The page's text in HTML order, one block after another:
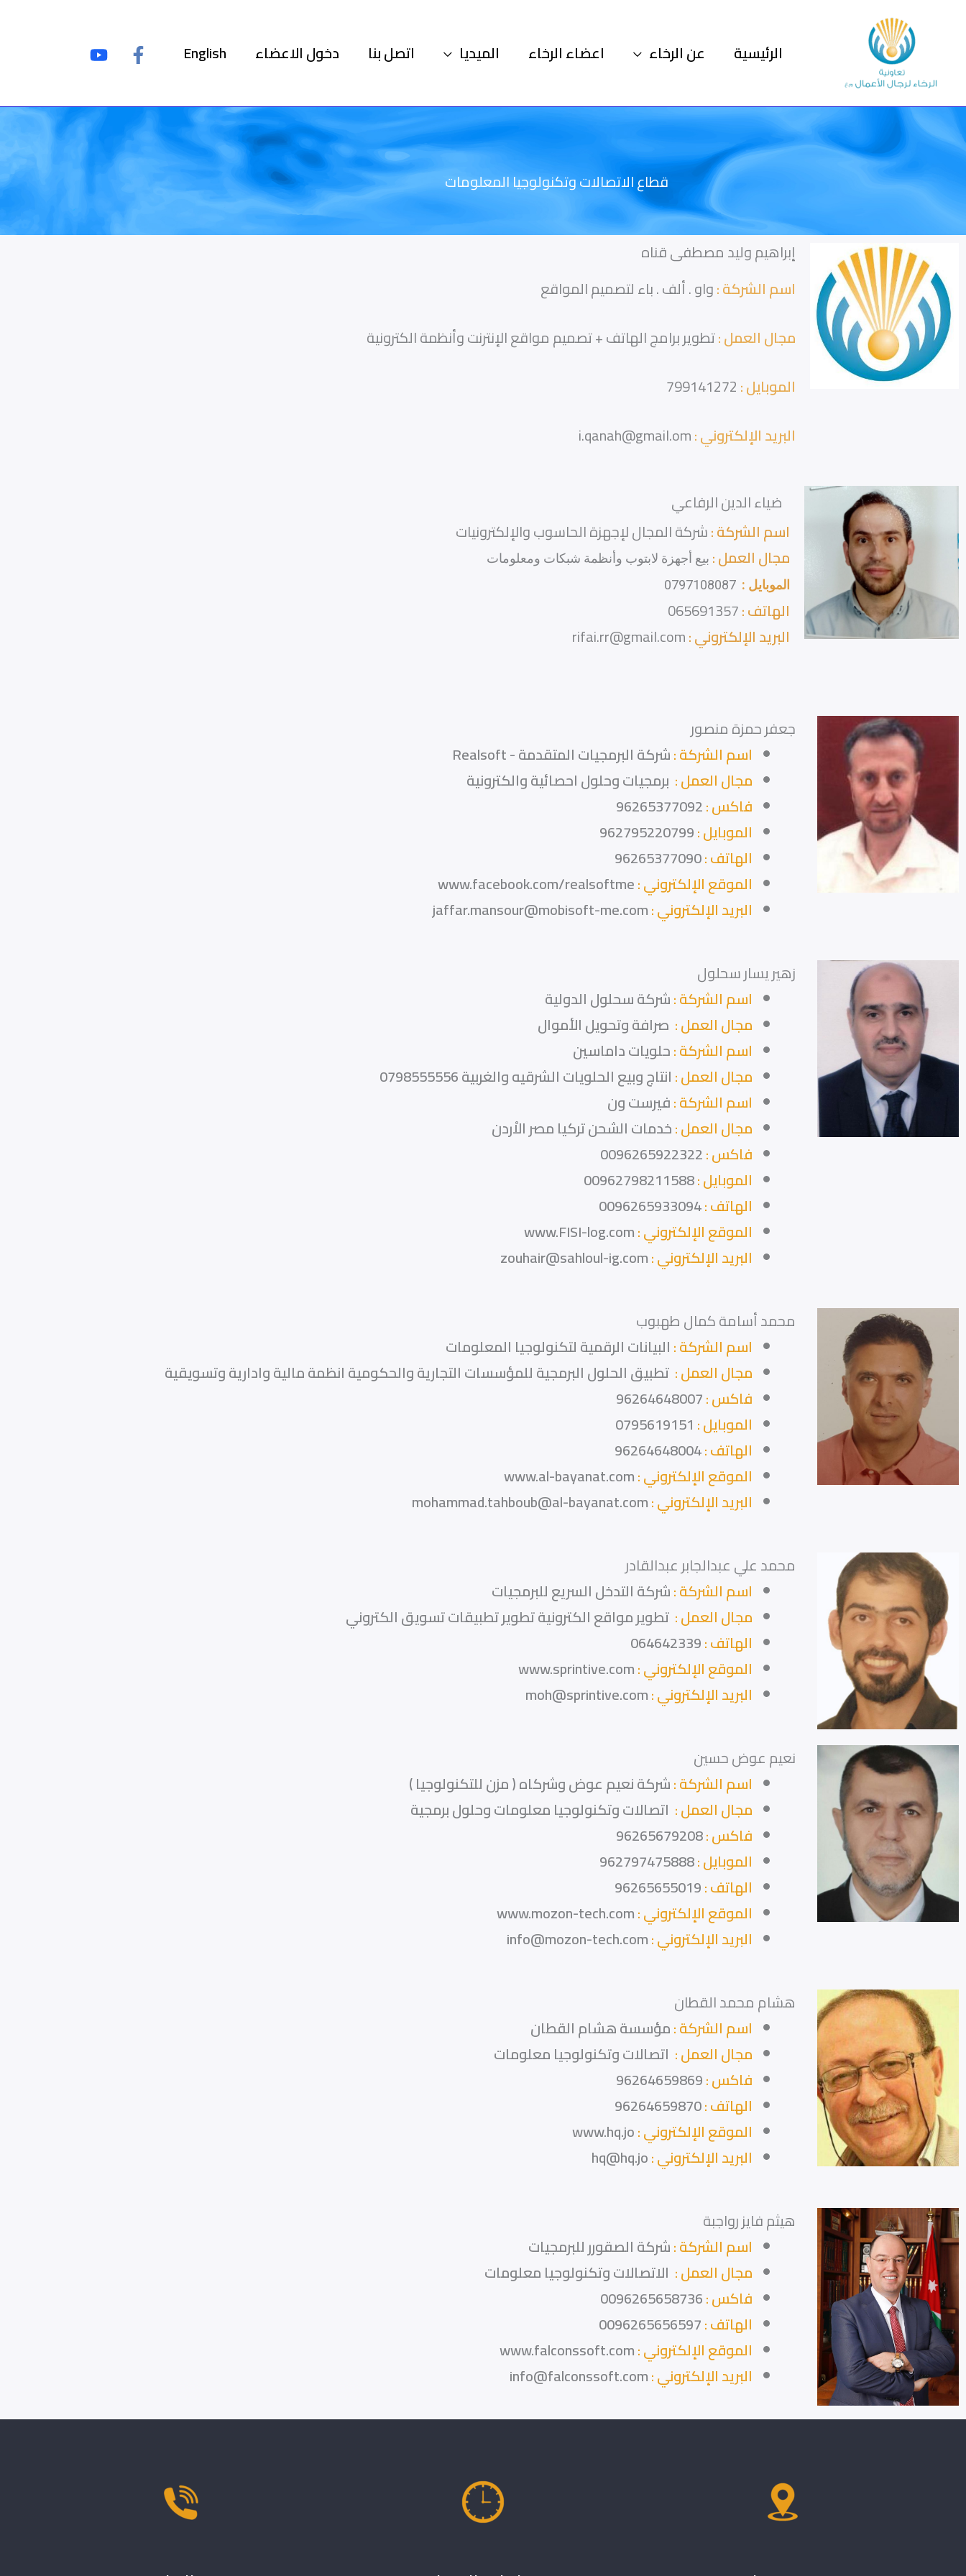
الرئيسية عن الرخاء اعضاء الرخاء الميديا اتصل بنا دخول الاعضاء English
قطاع الاتصالات وتكنولوجيا المعلومات
إبراهيم وليد مصطفى قناه
اسم الشركة :واو . ألف . باء لتصميم المواقع
مجال العمل :تطوير برامج الهاتف + تصميم مواقع الإنترنت وأنظمة الكترونية
الموبايل :799141272
البريد الإلكتروني :
ضياء الدين الرفاعي
اسم الشركة :شركة المجال لإجهزة الحاسوب والإلكترونيات
مجال العمل : بيع أجهزة لابتوب وأنظمة شبكات ومعلومات
الموبايل : 0797108087
الهاتف :065691357
البريد الإلكتروني :
جعفر حمزة منصور
اسم الشركة :شركة البرمجيات المتقدمة - Realsoft
مجال العمل : برمجيات وحلول احصائية والكترونية
فاكس :96265377092
الموبايل :962795220799
الهاتف :96265377090
الموقع الإلكتروني :www.facebook.com/realsoftme
البريد الإلكتروني :jaffar.mansour@mobisoft-me.com
زهير يسار سحلول
اسم الشركة :شركة سحلول الدولية
مجال العمل : صرافة وتحويل الأموال
اسم الشركة :حلويات داماسين
مجال العمل :انتاج وبيع الحلويات الشرقيه والغربية 0798555556
اسم الشركة :فيرست ون
مجال العمل :خدمات الشحن تركيا مصر الاْردن
فاكس :0096265922322
الموبايل :00962798211588
الهاتف :0096265933094
الموقع الإلكتروني :www.FISI-log.com
البريد الإلكتروني :zouhair@sahloul-ig.com
محمد أسامة كمال طهبوب
اسم الشركة :البيانات الرقمية لتكنولوجيا المعلومات
مجال العمل : تطبيق الحلول البرمجية للمؤسسات التجارية والحكومية انظمة مالية وادارية وتسويقية
فاكس :96264648007
الموبايل : 0795619151
الهاتف :96264648004
الموقع الإلكتروني :www.al-bayanat.com
البريد الإلكتروني :mohammad.tahboub@al-bayanat.com
محمد علي عبدالجابر عبدالقادر
اسم الشركة :شركة التدخل السريع للبرمجيات
مجال العمل : تطوير مواقع الكترونية تطوير تطبيقات تسويق الكتروني
الهاتف :064642339
الموقع الإلكتروني :www.sprintive.com
البريد الإلكتروني :moh@sprintive.com
نعيم عوض حسين
اسم الشركة :شركة نعيم عوض وشركاه ( مزن للتكنولوجيا )
مجال العمل : اتصالات وتكنولوجيا معلومات وحلول برمجية
فاكس :96265679208
الموبايل :962797475888
الهاتف :96265655019
الموقع الإلكتروني :www.mozon-tech.com
البريد الإلكتروني :info@mozon-tech.com
هشام محمد القطان
اسم الشركة :مؤسسة هشام القطان
مجال العمل : اتصالات وتكنولوجيا معلومات
فاكس :96264659869
الهاتف :96264659870
الموقع الإلكتروني :www.hq.jo
البريد الإلكتروني :hq@hq.jo
هيثم فايز رواجبة
اسم الشركة :شركة الصقورر للبرمجيات
مجال العمل : الاتصالات وتكنولوجيا معلومات
فاكس :0096265658736
الهاتف :0096265656597
الموقع الإلكتروني :www.falconssoft.com
البريد الإلكتروني :info@falconssoft.com